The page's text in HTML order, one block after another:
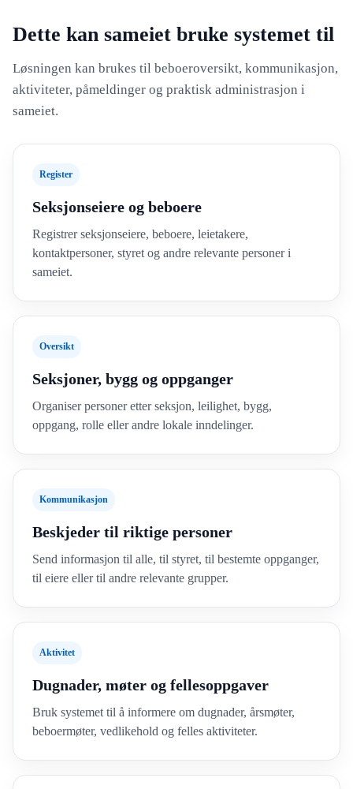
Dette kan sameiet bruke systemet til
Løsningen kan brukes til beboeroversikt, kommunikasjon,
aktiviteter, påmeldinger og praktisk administrasjon i
sameiet.
Register
Seksjonseiere og beboere
Registrer seksjonseiere, beboere, leietakere,
kontaktpersoner, styret og andre relevante personer i
sameiet.
Oversikt
Seksjoner, bygg og oppganger
Organiser personer etter seksjon, leilighet, bygg,
oppgang, rolle eller andre lokale inndelinger.
Kommunikasjon
Beskjeder til riktige personer
Send informasjon til alle, til styret, til bestemte oppganger,
til eiere eller til andre relevante grupper.
Aktivitet
Dugnader, møter og fellesoppgaver
Bruk systemet til å informere om dugnader, årsmøter,
beboermøter, vedlikehold og felles aktiviteter.